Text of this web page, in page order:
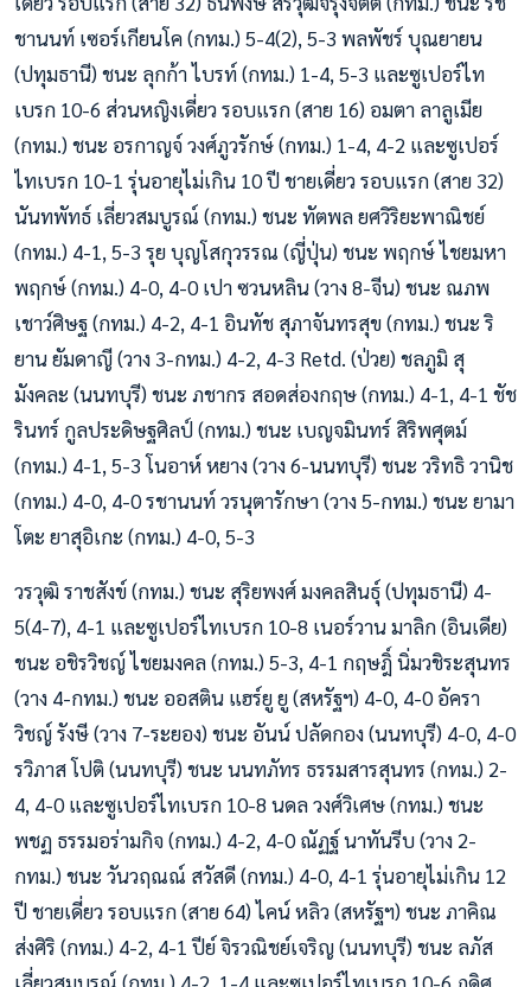
ชานนท์ เซอร์เกียนโค (กทม.) 5-4(2), 5-3 พลพัชร์ บุณยายน
(ปทุมธานี) ชนะ ลุกก้า ไบรท์ (กทม.) 1-4, 5-3 และซูเปอร์ไท
เบรก 10-6 ส่วนหญิงเดี่ยว รอบแรก (สาย 16) อมตา ลาลูเมีย
(กทม.) ชนะ อรกาญจ์ วงศ์ภูวรักษ์ (กทม.) 1-4, 4-2 และซูเปอร์
ไทเบรก 10-1 รุ่นอายุไม่เกิน 10 ปี ชายเดี่ยว รอบแรก (สาย 32)
นันทพัทธ์ เลี่ยวสมบูรณ์ (กทม.) ชนะ ทัตพล ยศวิริยะพาณิชย์
(กทม.) 4-1, 5-3 รุย บุญโสกุวรรณ (ญี่ปุ่น) ชนะ พฤกษ์ ไชยมหา
พฤกษ์ (กทม.) 4-0, 4-0 เปา ซวนหลิน (วาง 8-จีน) ชนะ ณภพ
เชาว์ศิษฐ (กทม.) 4-2, 4-1 อินทัช สุภาจันทรสุข (กทม.) ชนะ ริ
ยาน ยัมดาญี (วาง 3-กทม.) 4-2, 4-3 Retd. (ป่วย) ชลภูมิ สุ
มังคละ (นนทบุรี) ชนะ ภชากร สอดส่องกฤษ (กทม.) 4-1, 4-1 ชัช
รินทร์ กูลประดิษฐศิลป์ (กทม.) ชนะ เบญจมินทร์ สิริพศุตม์
(กทม.) 4-1, 5-3 โนอาห์ หยาง (วาง 6-นนทบุรี) ชนะ วริทธิ วานิช
(กทม.) 4-0, 4-0 รชานนท์ วรนุตารักษา (วาง 5-กทม.) ชนะ ยามา
โตะ ยาสุอิเกะ (กทม.) 4-0, 5-3
วรวุฒิ ราชสังข์ (กทม.) ชนะ สุริยพงศ์ มงคลสินธุ์ (ปทุมธานี) 4-
5(4-7), 4-1 และซูเปอร์ไทเบรก 10-8 เนอร์วาน มาลิก (อินเดีย)
ชนะ อชิรวิชญ์ ไชยมงคล (กทม.) 5-3, 4-1 กฤษฎิ์ นิ่มวชิระสุนทร
(วาง 4-กทม.) ชนะ ออสติน แฮร์ยู ยู (สหรัฐฯ) 4-0, 4-0 อัครา
วิชญ์ รังษี (วาง 7-ระยอง) ชนะ อันน์ ปลัดกอง (นนทบุรี) 4-0, 4-0
รวิภาส โปติ (นนทบุรี) ชนะ นนทภัทร ธรรมสารสุนทร (กทม.) 2-
4, 4-0 และซูเปอร์ไทเบรก 10-8 นดล วงศ์วิเศษ (กทม.) ชนะ
พชฏ ธรรมอร่ามกิจ (กทม.) 4-2, 4-0 ณัฏฐ์ นาทันรีบ (วาง 2-
กทม.) ชนะ วันวฤณณ์ สวัสดี (กทม.) 4-0, 4-1 รุ่นอายุไม่เกิน 12
ปี ชายเดี่ยว รอบแรก (สาย 64) ไคน์ หลิว (สหรัฐฯ) ชนะ ภาคิณ
ส่งศิริ (กทม.) 4-2, 4-1 ปีย์ จิรวณิชย์เจริญ (นนทบุรี) ชนะ ลภัส